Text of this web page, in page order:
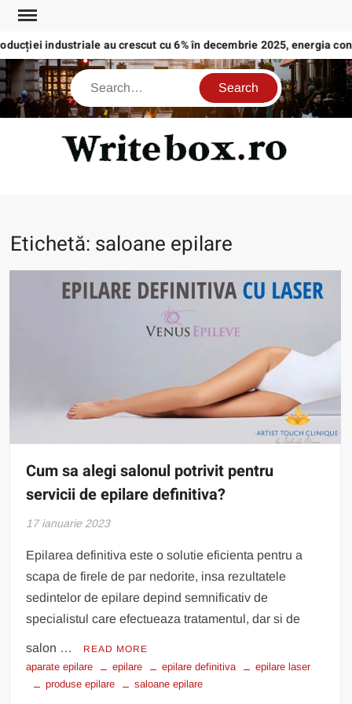
Skip
contentindustriale au crescut cu 6% în decembrie 2025, energia
Search
Etichetă: saloane epilare
Cum sa alegi salonul potrivit pentru
servicii de epilare definitiva?
17 ianuarie 2023
Epilarea definitiva este o solutie eficienta pentru a
scapa de firele de par nedorite, insa rezultatele
sedintelor de epilare depind semnificativ de
specialistul care efectueaza tratamentul, dar si de
salon … READ MORE
aparate epilare epilare epilare definitiva
epilare laser
produse epilare
saloane epilare